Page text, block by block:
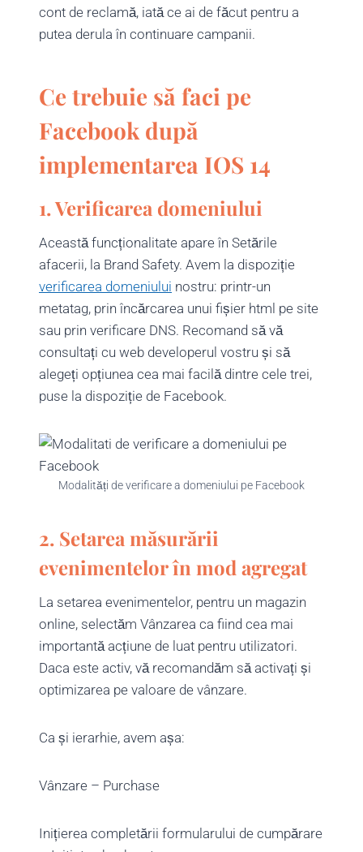
cont de reclamă, iată ce ai de făcut pentru a
putea derula în continuare campanii.
Ce trebuie să faci pe
Facebook după
implementarea IOS 14
1. Verificarea domeniului
Această funcționalitate apare în Setările
afacerii, la Brand Safety. Avem la dispoziție
verificarea domeniului nostru: printr-un
metatag, prin încărcarea unui fișier html pe site
sau prin verificare DNS. Recomand să vă
consultați cu web developerul vostru și să
alegeți opțiunea cea mai facilă dintre cele trei,
puse la dispoziție de Facebook.
Modalități de verificare a domeniului pe Facebook
2. Setarea măsurării
evenimentelor în mod agregat
La setarea evenimentelor, pentru un magazin
online, selectăm Vânzarea ca fiind cea mai
importantă acțiune de luat pentru utilizatori.
Daca este activ, vă recomandăm să activați și
optimizarea pe valoare de vânzare.
Ca și ierarhie, avem așa:
Vânzare – Purchase
Inițierea completării formularului de cumpărare